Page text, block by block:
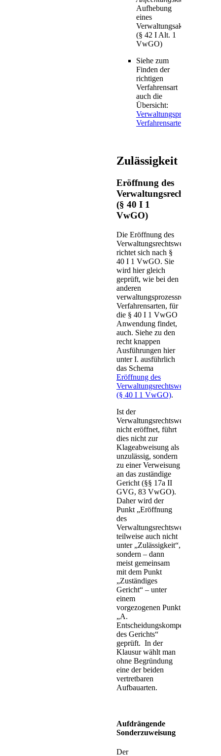
Aufhebung
eines
Verwaltungsakts
(§ 42 I Alt. 1
VwGO)
Siehe zum
Finden der
richtigen
Verfahrensart
auch die
Übersicht:
Verfahrensarten
Zulässigkeit
Eröffnung des
Verwaltungsrechtswegs
(§ 40 I 1
VwGO)
Die Eröffnung des
Verwaltungsrechtsweges
richtet sich nach §
40 I 1 VwGO. Sie
wird hier gleich
geprüft, wie bei den
anderen
verwaltungsprozessrechtlichen
Verfahrensarten, für
die § 40 I 1 VwGO
Anwendung findet,
auch. Siehe zu den
recht knappen
Ausführungen hier
unter I. ausführlich
das Schema
Eröffnung des
Verwaltungsrechtswegs
(§ 40 I 1 VwGO).
Ist der
Verwaltungsrechtsweg
nicht eröffnet, führt
dies nicht zur
Klageabweisung als
unzulässig, sondern
zu einer Verweisung
an das zuständige
Gericht (§§ 17a II
GVG, 83 VwGO).
Daher wird der
Punkt „Eröffnung
des
Verwaltungsrechtswegs“
teilweise auch nicht
unter „Zulässigkeit“,
sondern – dann
meist gemeinsam
mit dem Punkt
„Zuständiges
Gericht“ – unter
einem
vorgezogenen Punkt
„A.
Entscheidungskompetenz
des Gerichts“
geprüft. In der
Klausur wählt man
ohne Begründung
eine der beiden
vertretbaren
Aufbauarten.
Aufdrängende
Sonderzuweisung
Der